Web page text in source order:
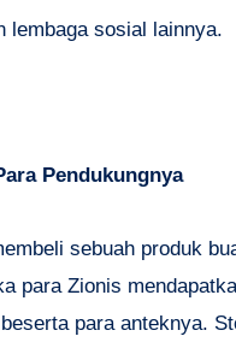
lembaga sosial lainnya.
Pendukungnya
sebuah produk
para Zionis
para anteknya.